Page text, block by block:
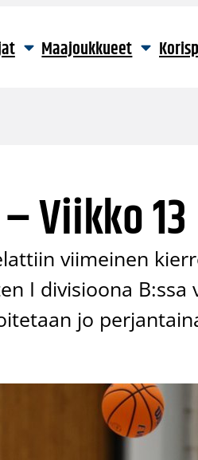
Maajoukkueet
Viikko 13
viimeinen
I divisioona B:ssa
jo